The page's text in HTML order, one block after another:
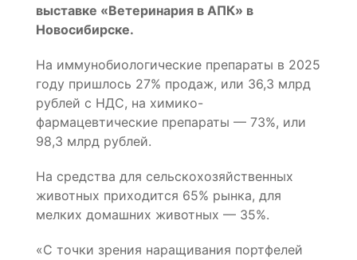
выставке «Ветеринария в АПК» в
Новосибирске.
На иммунобиологические препараты в 2025
году пришлось 27% продаж, или 36,3 млрд
рублей с НДС, на химико-
фармацевтические препараты — 73%, или
98,3 млрд рублей.
На средства для сельскохозяйственных
животных приходится 65% рынка, для
мелких домашних животных — 35%.
«С точки зрения наращивания портфелей